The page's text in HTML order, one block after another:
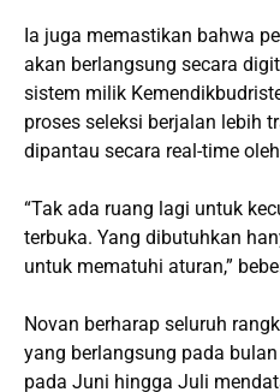
Ia juga memastikan bahwa
akan berlangsung secara
sistem milik
proses seleksi berjalan lebih
dipantau secara real-time
“Tak ada ruang lagi untuk
terbuka. Yang dibutuhkan
untuk mematuhi aturan,”
Novan berharap seluruh
yang berlangsung pada
pada Juni hingga Juli